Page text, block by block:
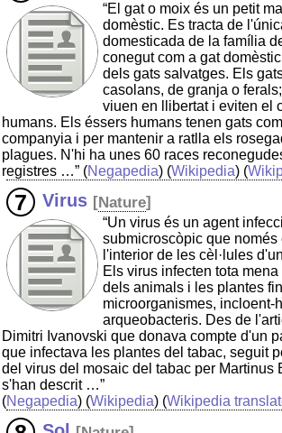
“El gat o moix és un petit
domèstic. Es tracta de
domesticada de la família
conegut com a gat
dels gats salvatges. Els
casolans, de granja o
viuen en llibertat i eviten el
humans. Els éssers humans tenen gats
companyia i per mantenir a ratlla els
plagues. N'hi ha unes 60 races
registres …” (Negapedia) (Wikipedia) (
Virus [Nature]
“Un virus és un agent
submicroscòpic que només
l'interior de les cèl·lules
Els virus infecten tota
dels animals i les plantes
microorganismes, incloent-
arqueobacteris. Des de
Dimitri Ivanovski que donava compte d'un
que infectava les plantes del tabac, seguit
del virus del mosaic del tabac per Martinus
s'han descrit …”
(Negapedia) (Wikipedia) (Wikipedia